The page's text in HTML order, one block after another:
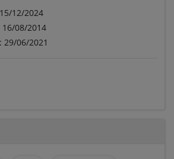
15/12/2024
08/2014
06/2021